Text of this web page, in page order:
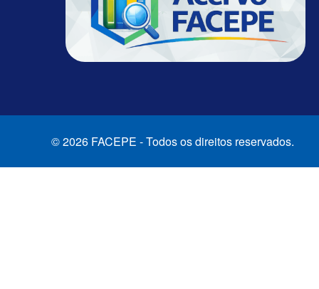
© 2026 FACEPE - Todos os direitos reservados.